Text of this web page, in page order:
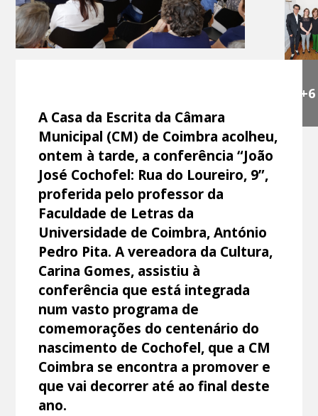
+6
A Casa da Escrita da Câmara
Municipal (CM) de Coimbra acolheu,
ontem à tarde, a conferência “João
José Cochofel: Rua do Loureiro, 9”,
proferida pelo professor da
Faculdade de Letras da
Universidade de Coimbra, António
Pedro Pita. A vereadora da Cultura,
Carina Gomes, assistiu à
conferência que está integrada
num vasto programa de
comemorações do centenário do
nascimento de Cochofel, que a CM
Coimbra se encontra a promover e
que vai decorrer até ao final deste
ano.